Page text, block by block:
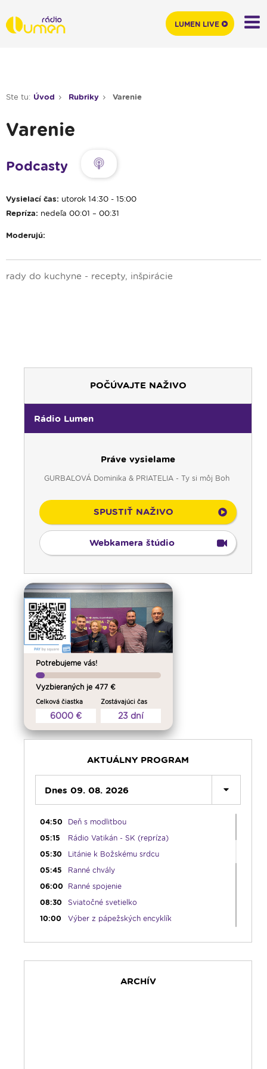
Ste tu: Úvod Rubriky Varenie
Varenie
Podcasty
Vysielací čas: utorok 14:30 - 15:00
Repríza: nedeľa 00:01 – 00:31
Moderujú:
rady do kuchyne - recepty, inšpirácie
POČÚVAJTE NAŽIVO
Rádio Lumen
Práve vysielame
GURBAĽOVÁ Dominika & PRIATELIA - Ty si môj Boh
SPUSTIŤ NAŽIVO
Webkamera štúdio
Potrebujeme vás!
Vyzbieraných je 477 €
Celková čiastka
6000 €
Zostávajúci čas
23 dní
AKTUÁLNY PROGRAM
Dnes 09. 08. 2026
00:00
Predel do nového dňa
00:01
AI, tešíma! - repríza
00:30 Večera u Slováka - repríza
01:00
Pútnický víkend - repríza
História a my - repríza
03:00 Pod vankúš
04:00
Slávnostný ruženec
04:25
Čítanie zo Starého Zákona - repríza
04:50
Deň s modlitbou
05:15
Rádio Vatikán - SK (repríza)
05:30
Litánie k Božskému srdcu
05:45
Ranné chvály
06:00
Ranné spojenie
08:30
Sviatočné svetielko
10:00
Výber z pápežských encyklík
ARCHÍV
LUMEN LIVE